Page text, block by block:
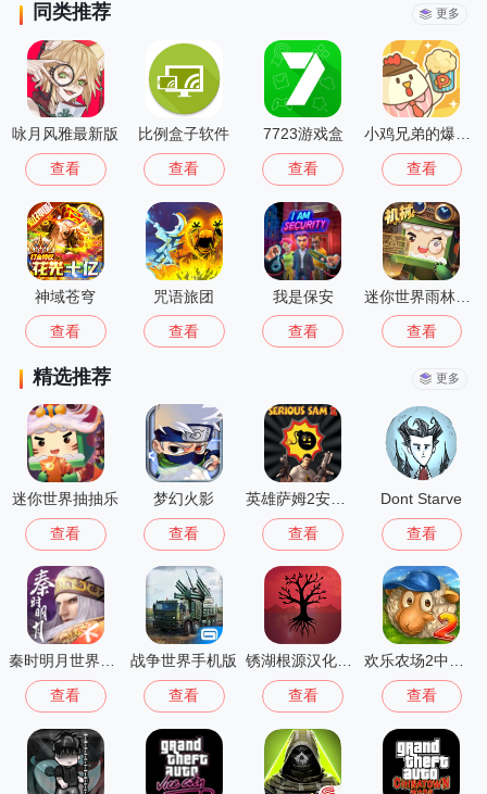
同类推荐 更多
咏月风雅最新版
查看
比例盒子软件
查看
7723游戏盒
查看
小鸡兄弟的爆米花店铺免广告
查看
神域苍穹
查看
咒语旅团
查看
我是保安
查看 查看
精选推荐 更多
迷你世界抽抽乐
查看
梦幻火影
查看 查看
Dont Starve
查看
查看
战争世界手机版
查看 查看 查看